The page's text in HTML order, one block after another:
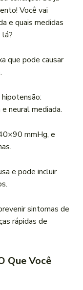
Você vai
e quais medidas
lá?
que pode causar
neural mediada.
mmHg, e
e pode incluir
sintomas de
rápidas de
Que Você